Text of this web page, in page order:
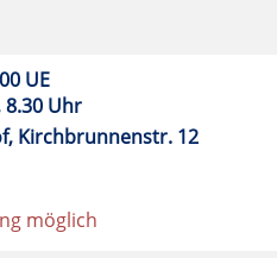
UE
8.30 Uhr
Kirchbrunnenstr. 12
möglich